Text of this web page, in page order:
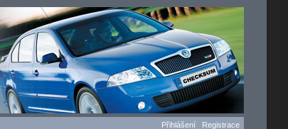
Přihlášení
Registrace